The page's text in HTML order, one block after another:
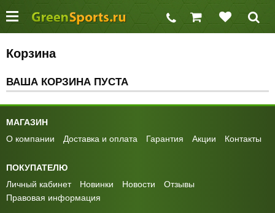
Корзина
ВАША КОРЗИНА ПУСТА
МАГАЗИН
О компании
Доставка и оплата Гарантия Акции Контакты
ПОКУПАТЕЛЮ
Личный кабинет
Новинки Новости
Отзывы
Правовая информация